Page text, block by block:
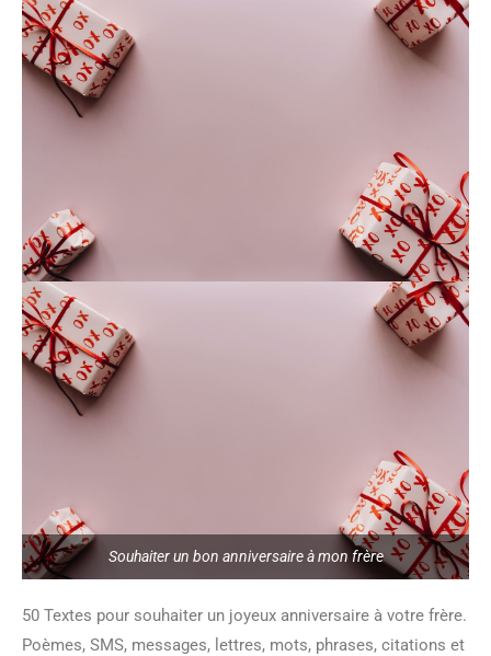
Souhaiter un bon anniversaire à mon frère
50 Textes pour souhaiter un joyeux anniversaire à votre frère.
Poèmes, SMS, messages, lettres, mots, phrases, citations et